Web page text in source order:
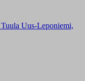
Uus-Leponiemi,